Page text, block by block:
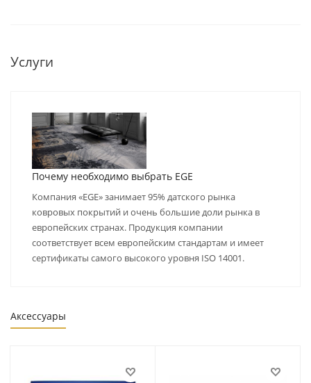
Услуги
Почему необходимо выбрать EGE
Компания «EGE» занимает 95% датского рынка
ковровых покрытий и очень большие доли рынка в
европейских странах. Продукция компании
соответствует всем европейским стандартам и имеет
сертификаты самого высокого уровня ISO 14001.
Аксессуары